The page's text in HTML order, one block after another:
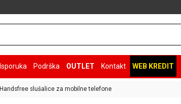
Isporuka Podrška OUTLET Kontakt WEB KREDIT
Handsfree slušalice za mobilne telefone